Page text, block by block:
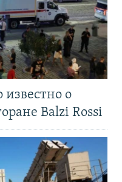
известно о
Balzi Rossi